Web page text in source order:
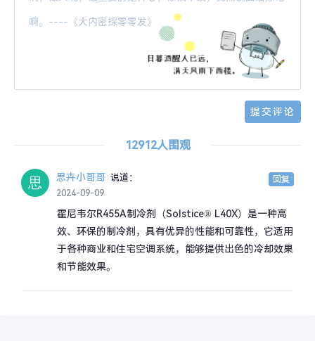
12912人围观
思卉小哥哥 说道：
2024-09-09
霍尼韦尔R455A制冷剂（Solstice® L40X）是一种高
效、环保的制冷剂，具有优异的性能和可靠性，它适用
于各种商业和住宅空调系统，能够提供出色的冷却效果
和节能效果。
回复